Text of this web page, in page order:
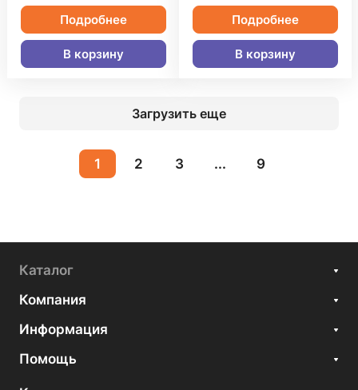
Подробнее
В корзину
Подробнее
В корзину
Загрузить еще
1 2 3 ... 9
Каталог
Компания
Информация
Помощь